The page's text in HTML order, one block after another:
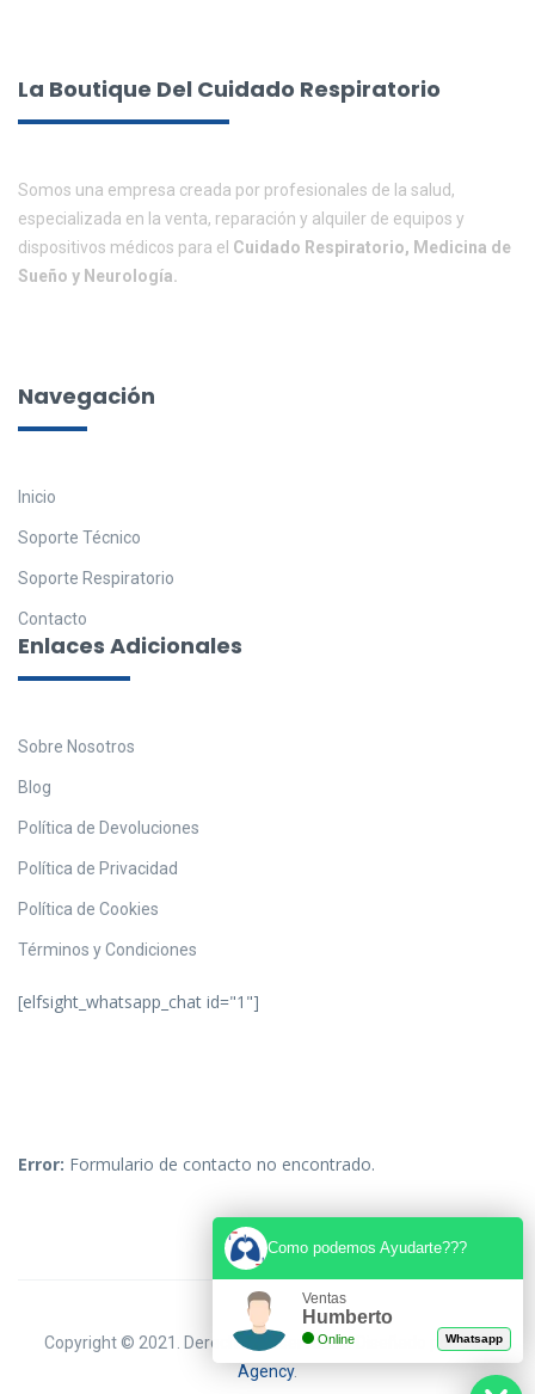
La Boutique Del Cuidado Respiratorio
Somos una empresa creada por profesionales de la salud,
especializada en la venta, reparación y alquiler de equipos y
dispositivos médicos para el Cuidado Respiratorio, Medicina de
Sueño y Neurología.
Navegación
Inicio
Soporte Técnico
Soporte Respiratorio
Contacto
Enlaces Adicionales
Sobre Nosotros
Blog
Política de Devoluciones
Política de Privacidad
Política de Cookies
Términos y Condiciones
[elfsight_whatsapp_chat id="1"]
Error: Formulario de contacto no encontrado.
Copyright © 2021. Derechos Reservados. Diseñado porSolo
Agency.
Como podemos Ayudarte???
Ventas
Humberto
Online Whatsapp